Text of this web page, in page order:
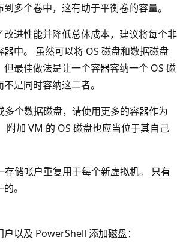
多个卷中，这有助于平衡卷的容量。
改进性能并降低总体成本，建议将每个非
中。 虽然可以将 OS 磁盘和数据磁盘
最佳做法是让一个容器容纳一个 OS 磁
是同时容纳这二者。
多个数据磁盘，请使用更多的容器作为
附加 VM 的 OS 磁盘也应当位于其自己
储帐户重复用于每个新虚拟机。 只有
。
以及 PowerShell 添加磁盘：